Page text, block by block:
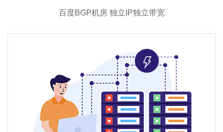
百度BGP机房 独立IP独立带宽